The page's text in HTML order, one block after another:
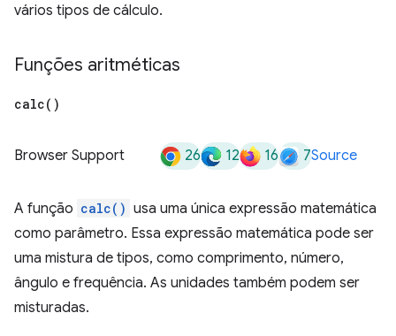
vários tipos de cálculo.
Funções aritméticas
calc( )
Browser Support 26 12 16 7Source
A função calc() usa uma única expressão matemática
como parâmetro. Essa expressão matemática pode ser
uma mistura de tipos, como comprimento, número,
ângulo e frequência. As unidades também podem ser
misturadas.